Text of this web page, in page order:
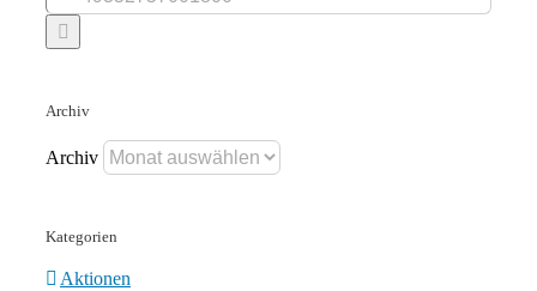
Archiv
Archiv
Kategorien
Aktionen